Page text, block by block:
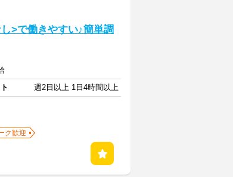
>で働きやすい♪簡単調
週2日以上 1日4時間以上
ク歓迎